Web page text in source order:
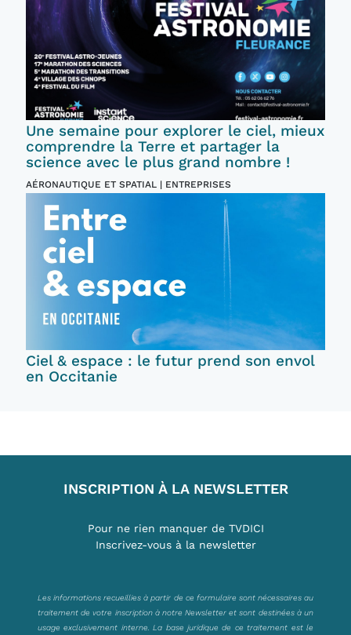
Une semaine pour explorer le ciel, mieux
comprendre la Terre et partager la
science avec le plus grand nombre !
AÉRONAUTIQUE ET SPATIAL | ENTREPRISES
Ciel & espace : le futur prend son envol
en Occitanie
INSCRIPTION À LA NEWSLETTER
Pour ne rien manquer de TVDICI
Inscrivez-vous à la newsletter
Les informations recueillies à partir de ce formulaire sont nécessaires au
traitement de votre inscription à notre Newsletter et sont destinées à un
usage exclusivement interne. La base juridique de ce traitement est le